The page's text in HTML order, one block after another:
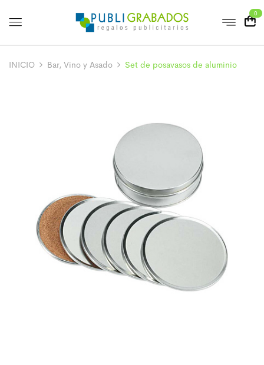
0
INICIO Bar, Vino y Asado Set de posavasos de aluminio